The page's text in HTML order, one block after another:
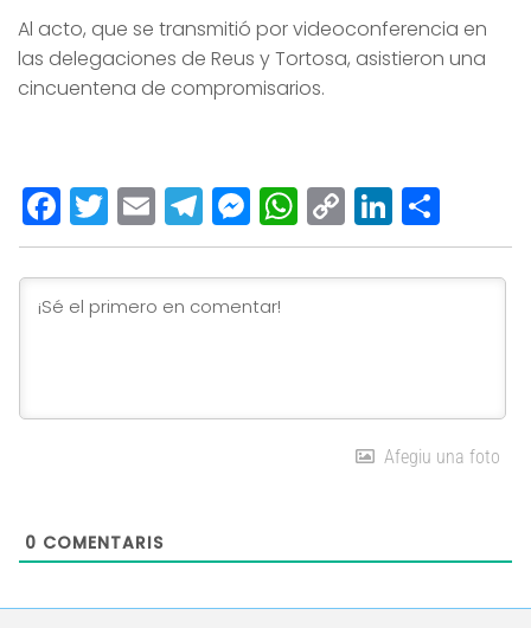
Al acto, que se transmitió por videoconferencia en
las delegaciones de Reus y Tortosa, asistieron una
cincuentena de compromisarios.
Facebook
Twitter
EmailTelegram
Messenger
WhatsApp
Copy
Link
Afegiu una foto
0 COMENTARIS